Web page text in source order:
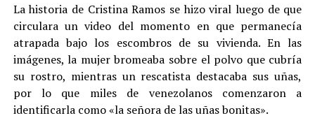
La historia de Cristina Ramos se hizo viral luego de que
circulara un video del momento en que permanecía
atrapada bajo los escombros de su vivienda. En las
imágenes, la mujer bromeaba sobre el polvo que cubría
su rostro, mientras un rescatista destacaba sus uñas,
por lo que miles de venezolanos comenzaron a
identificarla como «la señora de las uñas bonitas».